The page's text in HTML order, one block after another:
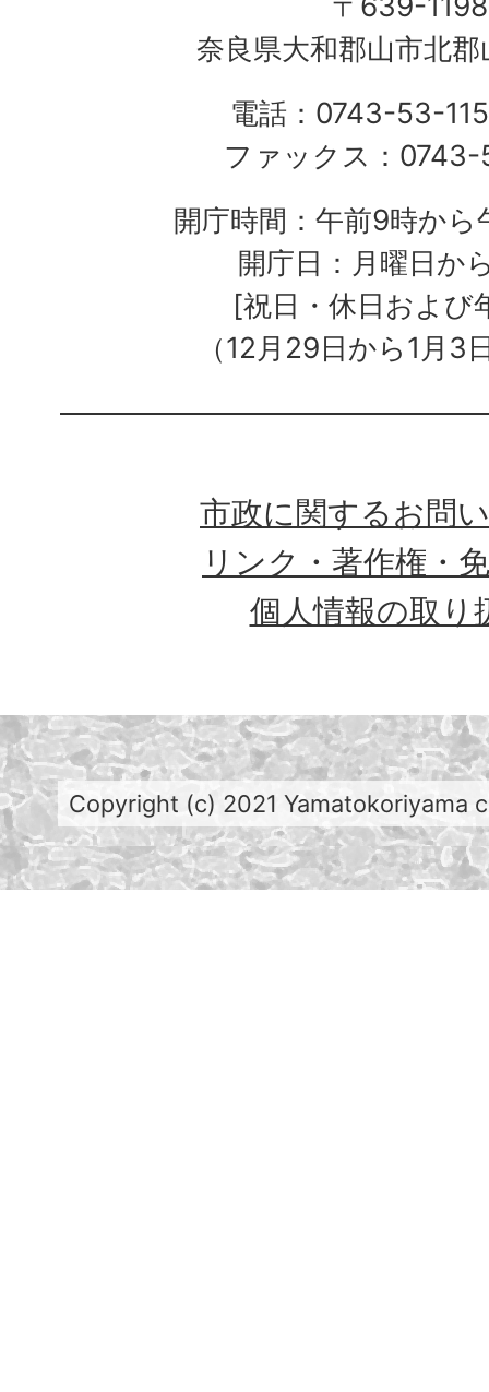
奈良県大和郡山市北
電話：0743-53-
ファックス：
開庁時間：午前9時か
開庁日：月曜日か
[祝日・休日および
（12月29日から1月3
市政に関するお問
リンク・著作権・
個人情報の取り
Copyright (c) 2021 Yamatokoriyama